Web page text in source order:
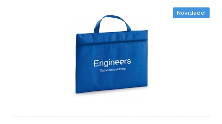
Novidade!